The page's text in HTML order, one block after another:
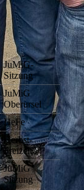
JuMiG-
Sitzung
JuMiG
Oberursel
HeFe
Herbst-
Freizeit
JuMiG
Sitzung